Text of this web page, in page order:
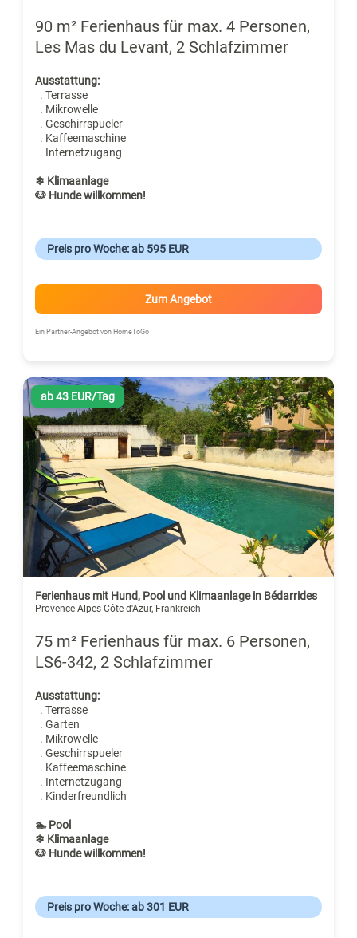
90 m² Ferienhaus für max. 4 Personen,
Les Mas du Levant, 2 Schlafzimmer
Ausstattung:
. Terrasse
. Mikrowelle
. Geschirrspueler
. Kaffeemaschine
. Internetzugang
❄ Klimaanlage
🐶 Hunde willkommen!
Preis pro Woche: ab 595 EUR
Zum Angebot
Ein Partner-Angebot von HomeToGo
ab 43 EUR/Tag
Ferienhaus mit Hund, Pool und Klimaanlage in Bédarrides
Provence-Alpes-Côte d'Azur, Frankreich
75 m² Ferienhaus für max. 6 Personen,
LS6-342, 2 Schlafzimmer
Ausstattung:
. Terrasse
. Garten
. Mikrowelle
. Geschirrspueler
. Kaffeemaschine
. Internetzugang
. Kinderfreundlich
🏊 Pool
❄ Klimaanlage
🐶 Hunde willkommen!
Preis pro Woche: ab 301 EUR